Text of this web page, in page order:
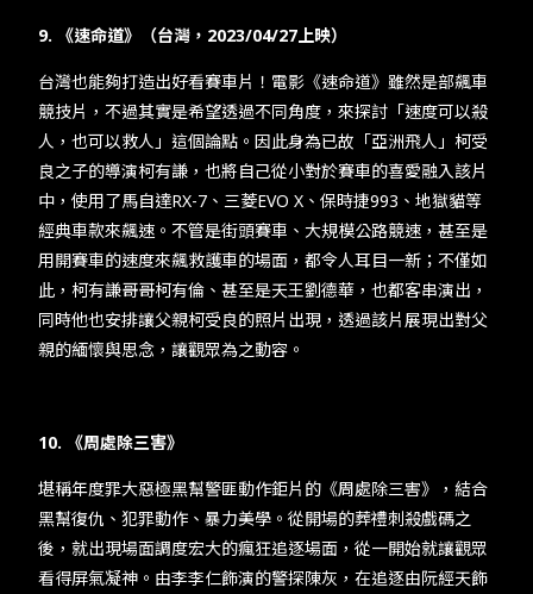
9. 《速命道》（台灣，2023/04/27上映）
台灣也能夠打造出好看賽車片！電影《速命道》雖然是部飆車
競技片，不過其實是希望透過不同角度，來探討「速度可以殺
人，也可以救人」這個論點。因此身為已故「亞洲飛人」柯受
良之子的導演柯有謙，也將自己從小對於賽車的喜愛融入該片
中，使用了馬自達RX-7、三菱EVO X、保時捷993、地獄貓等
經典車款來飆速。不管是街頭賽車、大規模公路競速，甚至是
用開賽車的速度來飆救護車的場面，都令人耳目一新；不僅如
此，柯有謙哥哥柯有倫、甚至是天王劉德華，也都客串演出，
同時他也安排讓父親柯受良的照片出現，透過該片展現出對父
親的緬懷與思念，讓觀眾為之動容。
10. 《周處除三害》
堪稱年度罪大惡極黑幫警匪動作鉅片的《周處除三害》，結合
黑幫復仇、犯罪動作、暴力美學。從開場的葬禮刺殺戲碼之
後，就出現場面調度宏大的瘋狂追逐場面，從一開始就讓觀眾
看得屏氣凝神。由李李仁飾演的警探陳灰，在追逐由阮經天飾